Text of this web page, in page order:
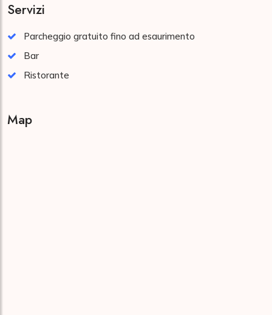
Servizi
Parcheggio gratuito fino ad esaurimento
Bar
Ristorante
Map